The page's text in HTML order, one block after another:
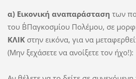
α) Εικονική αναπαράσταση των
του Β΄Παγκοσμίου Πολέμου, σε
ΚΛΙΚ στην εικόνα, για να
(Μην ξεχάσετε να ανοίξετε τον ήχο!):